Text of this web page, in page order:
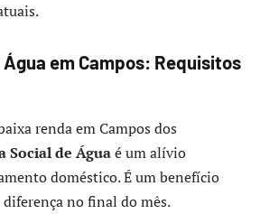
em Campos: Requisitos
renda em Campos dos
Social de Águaé um alívio
doméstico. É um benefício
no final do mês.